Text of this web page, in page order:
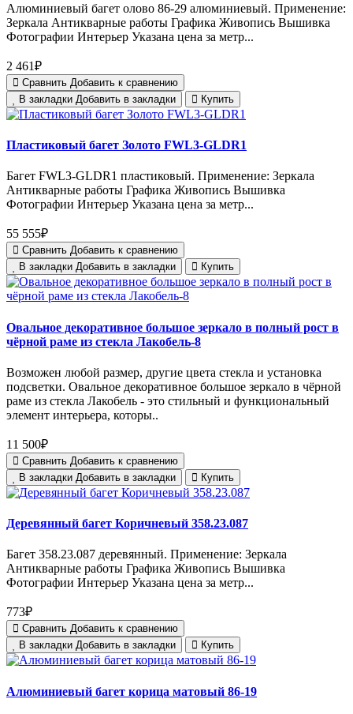
Алюминиевый багет олово 86-29 алюминиевый. Применение:
Зеркала Антикварные работы Графика Живопись Вышивка
Фотографии Интерьер Указана цена за метр...
2 461₽
Сравнить Добавить к сравнению
В закладки Добавить в закладки Купить
Пластиковый багет Золото FWL3-GLDR1
Багет FWL3-GLDR1 пластиковый. Применение: Зеркала
Антикварные работы Графика Живопись Вышивка
Фотографии Интерьер Указана цена за метр...
55 555₽
Сравнить Добавить к сравнению
В закладки Добавить в закладки Купить
Овальное декоративное большое зеркало в полный рост в
чёрной раме из стекла Лакобель-8
Возможен любой размер, другие цвета стекла и установка
подсветки. Овальное декоративное большое зеркало в чёрной
раме из стекла Лакобель - это стильный и функциональный
элемент интерьера, которы..
11 500₽
Сравнить Добавить к сравнению
В закладки Добавить в закладки Купить
Деревянный багет Коричневый 358.23.087
Багет 358.23.087 деревянный. Применение: Зеркала
Антикварные работы Графика Живопись Вышивка
Фотографии Интерьер Указана цена за метр...
773₽
Сравнить Добавить к сравнению
В закладки Добавить в закладки Купить
Алюминиевый багет корица матовый 86-19